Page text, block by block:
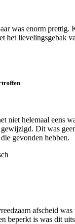
was enorm prettig.
het lievelingsgebak
niet helemaal eens
Dit was
gevonden hebben.
afscheid
beperkt is was dit